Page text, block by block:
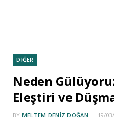
DİĞER
Neden
Eleştiri ve
BY MELTEM DENIZ DOĞAN 19/